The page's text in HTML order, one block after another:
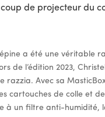
de projecteur du
a été une véritable
de l’édition 2023,
razzia. Avec sa
cartouches de colle et
à un filtre anti-humidité,